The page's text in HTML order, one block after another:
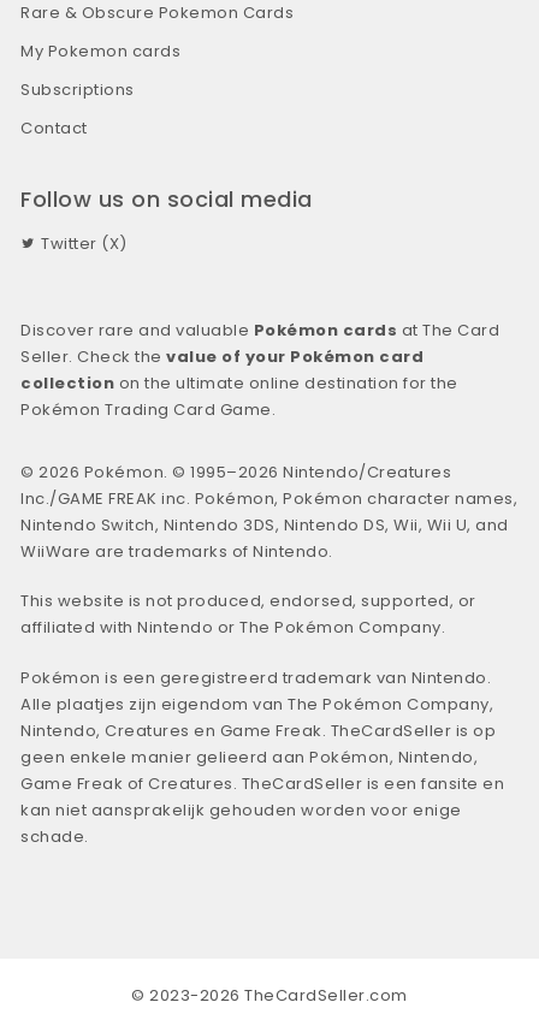
Rare & Obscure Pokemon Cards
My Pokemon cards
Subscriptions
Contact
Follow us on social media
Twitter (X)
Discover rare and valuable Pokémon cards at The Card
Seller. Check thevalue of your Pokémon card
collection on the ultimate online destination for the
Pokémon Trading Card Game.
© 2026 Pokémon. © 1995–2026 Nintendo/Creatures
Inc./GAME FREAK inc. Pokémon, Pokémon character names,
Nintendo Switch, Nintendo 3DS, Nintendo DS, Wii, Wii U, and
WiiWare are trademarks of Nintendo.
This website is not produced, endorsed, supported, or
affiliated with Nintendo or The Pokémon Company.
Pokémon is een geregistreerd trademark van Nintendo.
Alle plaatjes zijn eigendom van The Pokémon Company,
Nintendo, Creatures en Game Freak. TheCardSeller is op
geen enkele manier gelieerd aan Pokémon, Nintendo,
Game Freak of Creatures. TheCardSeller is een fansite en
kan niet aansprakelijk gehouden worden voor enige
schade.
© 2023-2026 TheCardSeller.com